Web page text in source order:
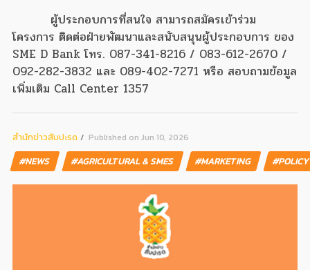
ผู้ประกอบการที่สนใจ สามารถสมัครเข้าร่วม
โครงการ ติดต่อฝ่ายพัฒนาและสนับสนุนผู้ประกอบการ ของ
SME D Bank โทร. 087-341-8216 / 083-612-2670 /
092-282-3832 และ 089-402-7271 หรือ สอบถามข้อมูล
เพิ่มเติม Call Center 1357
สํานักข่าวสับปะรด Published on Jun 10, 2026
#NEWS #AGRICULTURAL & SMES #MARKETING